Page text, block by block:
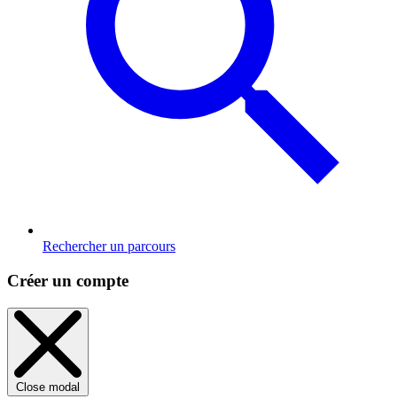
Rechercher un parcours
Créer un compte
Close modal